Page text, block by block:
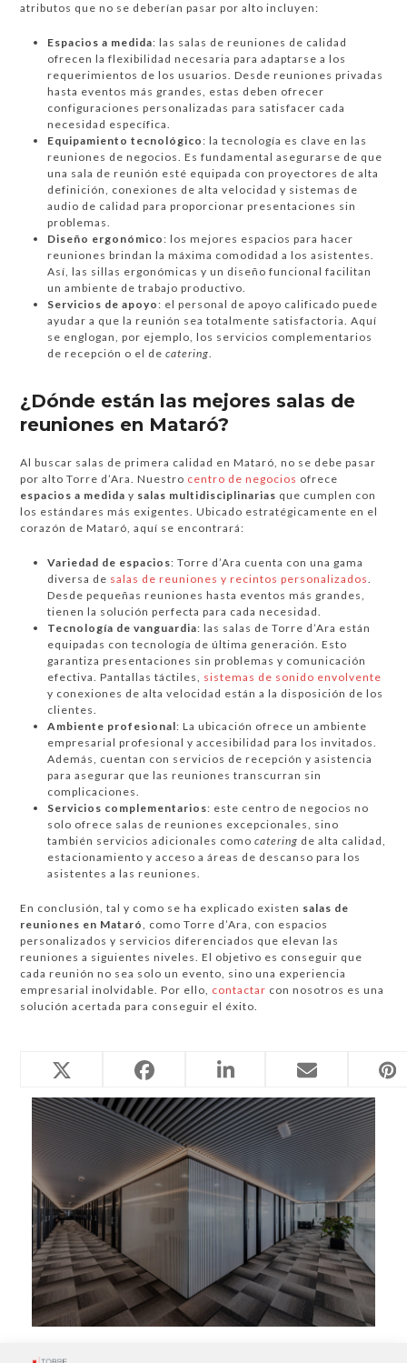
atributos que no se deberían pasar por alto incluyen:
Espacios a medida: las salas de reuniones de calidad
ofrecen la flexibilidad necesaria para adaptarse a los
requerimientos de los usuarios. Desde reuniones privadas
hasta eventos más grandes, estas deben ofrecer
configuraciones personalizadas para satisfacer cada
necesidad específica.
Equipamiento tecnológico: la tecnología es clave en las
reuniones de negocios. Es fundamental asegurarse de que
una sala de reunión esté equipada con proyectores de alta
definición, conexiones de alta velocidad y sistemas de
audio de calidad para proporcionar presentaciones sin
problemas.
Diseño ergonómico: los mejores espacios para hacer
reuniones brindan la máxima comodidad a los asistentes.
Así, las sillas ergonómicas y un diseño funcional facilitan
un ambiente de trabajo productivo.
Servicios de apoyo: el personal de apoyo calificado puede
ayudar a que la reunión sea totalmente satisfactoria. Aquí
se englogan, por ejemplo, los servicios complementarios
de recepción o el decatering.
¿Dónde están las mejores salas de
reuniones en Mataró?
Al buscar salas de primera calidad en Mataró, no se debe pasar
por alto Torre d’Ara. Nuestro centro de negocios ofrece
espacios a mediday salas multidisciplinarias que cumplen con
los estándares más exigentes. Ubicado estratégicamente en el
corazón de Mataró, aquí se encontrará:
Variedad de espacios: Torre d’Ara cuenta con una gama
diversa de salas de reuniones y recintos personalizados.
Desde pequeñas reuniones hasta eventos más grandes,
tienen la solución perfecta para cada necesidad.
Tecnología de vanguardia: las salas de Torre d’Ara están
equipadas con tecnología de última generación. Esto
garantiza presentaciones sin problemas y comunicación
efectiva. Pantallas táctiles, sistemas de sonido envolvente
y conexiones de alta velocidad están a la disposición de los
clientes.
Ambiente profesional: La ubicación ofrece un ambiente
empresarial profesional y accesibilidad para los invitados.
Además, cuentan con servicios de recepción y asistencia
para asegurar que las reuniones transcurran sin
complicaciones.
Servicios complementarios: este centro de negocios no
solo ofrece salas de reuniones excepcionales, sino
también servicios adicionales como catering de alta calidad,
estacionamiento y acceso a áreas de descanso para los
asistentes a las reuniones.
En conclusión, tal y como se ha explicado existen salas de
reuniones en Mataró, como Torre d’Ara, con espacios
personalizados y servicios diferenciados que elevan las
reuniones a siguientes niveles. El objetivo es conseguir que
cada reunión no sea solo un evento, sino una experiencia
empresarial inolvidable. Por ello, contactar con nosotros es una
solución acertada para conseguir el éxito.
Entradas relacionadas